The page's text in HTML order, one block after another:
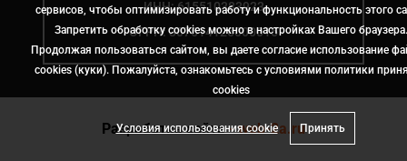
ИНН: 615510383923
ОГРН: 307614126000015
Разработка сайта- web-2a.ru
сервисов, чтобы оптимизировать работу и функциональность этого
Запретить обработку cookies можно в настройках Вашего браузера.
Продолжая пользоваться сайтом, вы даете согласие использование
cookies (куки). Пожалуйста, ознакомьтесь с условиями политики
сookies
Условия использования cookie Принять